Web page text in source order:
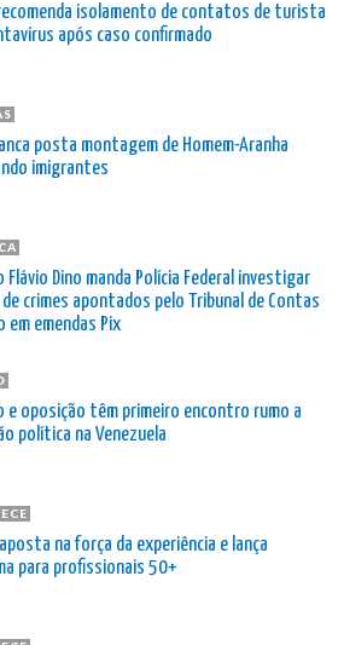
isolamento de contatos de turista
após caso confirmado
posta montagem de Homem-Aranha
imigrantes
Flávio Dino manda Polícia Federal investigar
crimes apontados pelo Tribunal de Contas
em emendas Pix
e oposição têm primeiro encontro rumo a
política na Venezuela
na força da experiência e lança
para profissionais 50+